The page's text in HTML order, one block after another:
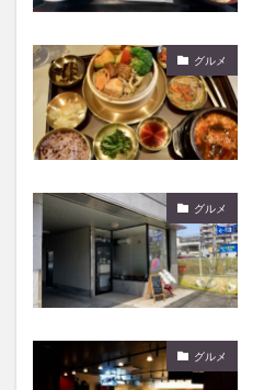
グルメ
グルメ
グルメ